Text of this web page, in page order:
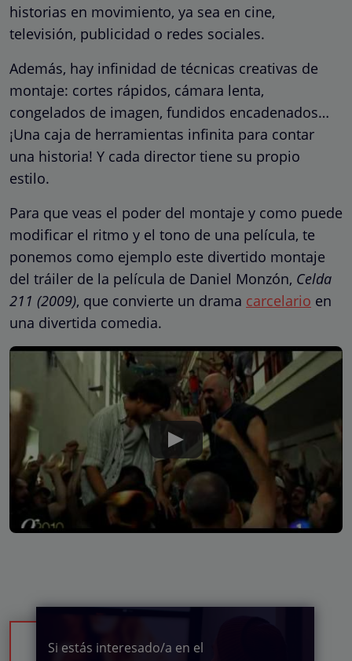
historias en movimiento, ya sea en cine,
televisión, publicidad o redes sociales.
Además, hay infinidad de técnicas creativas de
montaje: cortes rápidos, cámara lenta,
congelados de imagen, fundidos encadenados…
¡Una caja de herramientas infinita para contar
una historia! Y cada director tiene su propio
estilo.
Para que veas el poder del montaje y como puede
modificar el ritmo y el tono de una película, te
ponemos como ejemplo este divertido montaje
del tráiler de la película de Daniel Monzón, Celda
211 (2009), que convierte un drama carcelario en
una divertida comedia.
Si estás interesado/a en el